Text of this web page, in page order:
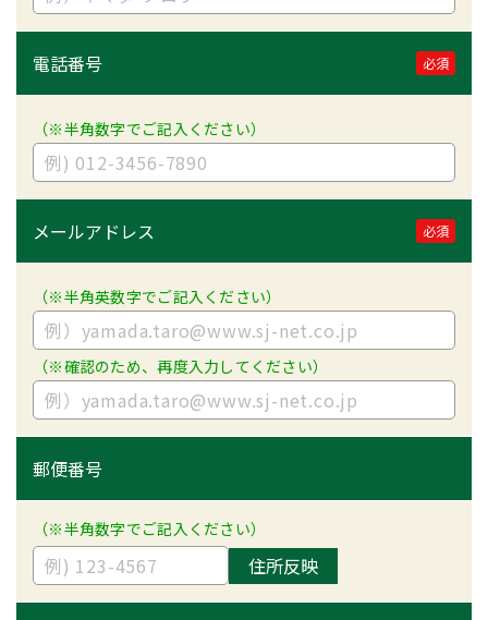
電話番号 必須
（※半角数字でご記入ください）
メールアドレス 必須
（※半角英数字でご記入ください）
（※確認のため、再度入力してください）
郵便番号
（※半角数字でご記入ください）
住所反映